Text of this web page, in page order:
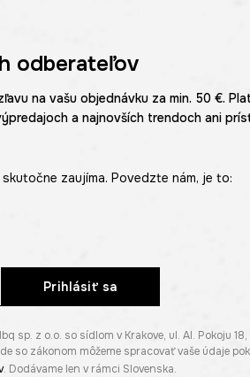
odberateľov
na vašu objednávku za min. 50 €.
a najnovších trendoch ani
zaujíma. Povedzte nám, je to:
Prihlásiť sa
z o.o. so sídlom v Krakove, ul. Al. Pokoju
so zákonom môžeme spracovať vaše údaje
. Dodávame len v rámci Slovenska.